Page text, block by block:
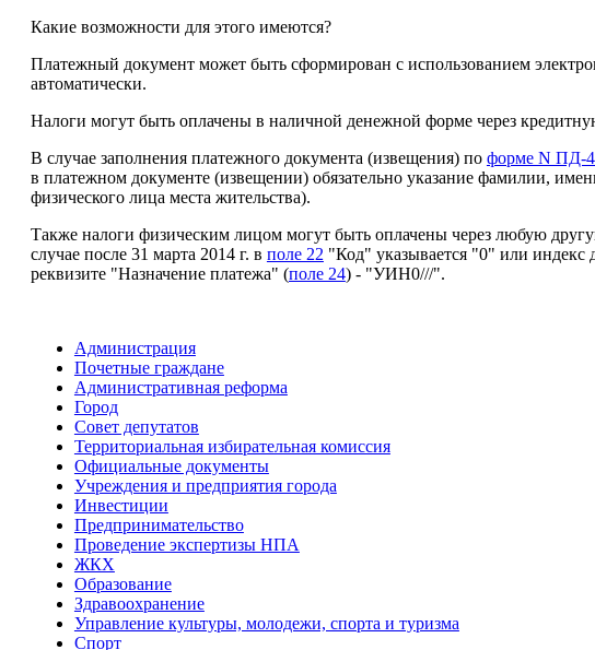
Какие возможности для этого имеются?
Платежный документ может быть сформирован с использованием
автоматически.
Налоги могут быть оплачены в наличной денежной форме через
В случае заполнения платежного документа (извещения) по форме N ПД-
в платежном документе (извещении) обязательно указание фамилии,
физического лица места жительства).
Также налоги физическим лицом могут быть оплачены через любую
случае после 31 марта 2014 г. в поле 22 "Код" указывается "0" или индекс
реквизите "Назначение платежа" (поле 24) - "УИН0///".
Администрация
Почетные граждане
Административная реформа
Город
Совет депутатов
Территориальная избирательная комиссия
Официальные документы
Учреждения и предприятия города
Инвестиции
Предпринимательство
Проведение экспертизы НПА
ЖКХ
Образование
Здравоохранение
Управление культуры, молодежи, спорта и туризма
Спорт